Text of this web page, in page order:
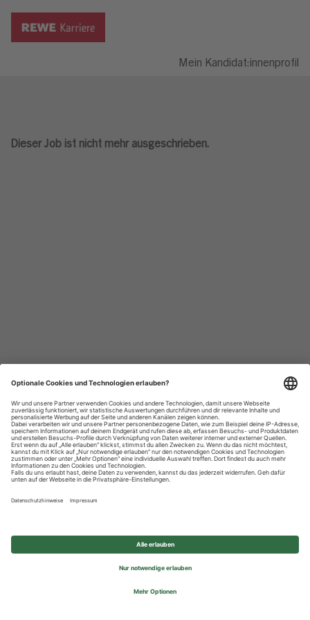
Mein Kandidat:innenprofil
Dieser Job ist nicht mehr ausgeschrieben.
Datenschutzhinweise
Impressum
Privatsphäre-Einstellungen
© 2026 REWE Group - All rights reserved